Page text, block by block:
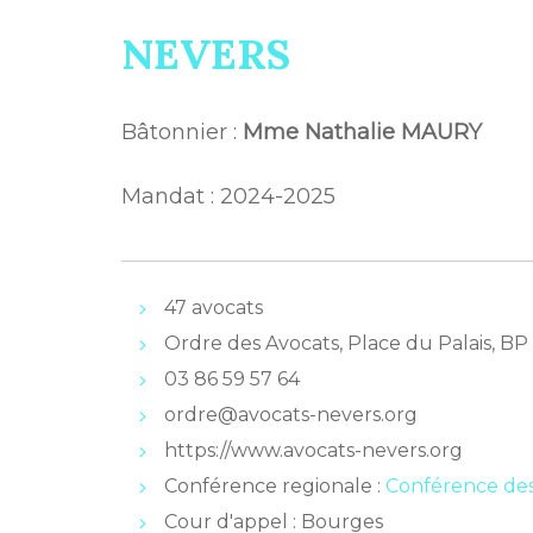
NEVERS
Bâtonnier : Mme Nathalie MAURY
Mandat : 2024-2025
47 avocats
Ordre des Avocats, Place du Palais,
03 86 59 57 64
ordre@avocats-nevers.org
https://www.avocats-nevers.org
Conférence regionale : Conférence
Cour d'appel : Bourges